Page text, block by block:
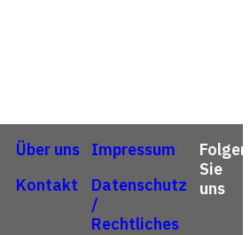
Über uns
Kontakt
Impressum
Datenschutz
/
Rechtliches
Folgen
Sie
uns